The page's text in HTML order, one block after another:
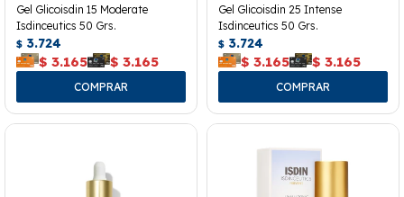
Gel Glicoisdin 15 Moderate
Isdinceutics 50 Grs.
$ 3.724
$ 3.165 $ 3.165
Gel Glicoisdin 25 Intense
Isdinceutics 50 Grs.
$ 3.724
$ 3.165 $ 3.165